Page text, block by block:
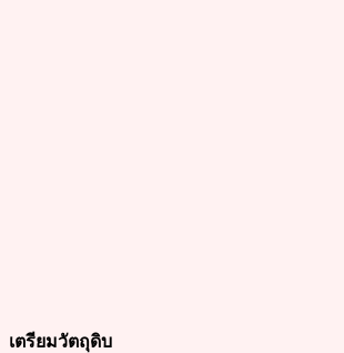
เตรียมวัตถุดิบ